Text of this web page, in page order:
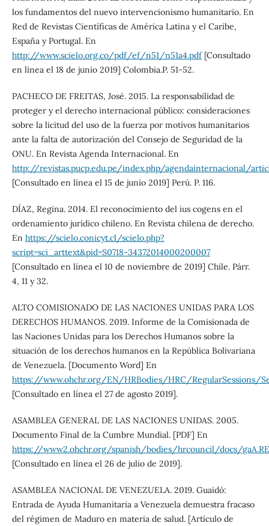
los fundamentos del nuevo intervencionismo humanitario. En
Red de Revistas Científicas de América Latina y el Caribe,
España y Portugal. En
http://www.scielo.org.co/pdf/ef/n51/n51a4.pdf[Consultado
en línea el 18 de junio 2019] Colombia.P. 51-52.
PACHECO DE FREITAS, José. 2015. La responsabilidad de
proteger y el derecho internacional público: consideraciones
sobre la licitud del uso de la fuerza por motivos humanitarios
ante la falta de autorización del Consejo de Seguridad de la
ONU. En Revista Agenda Internacional. En
http://revistas.pucp.edu.pe/index.php/agendainternacional/
[Consultado en línea el 15 de junio 2019] Perú. P. 116.
DÍAZ, Regina. 2014. El reconocimiento del ius cogens en el
ordenamiento jurídico chileno. En Revista chilena de derecho.
En https://scielo.conicyt.cl/scielo.php?
script=sci_arttext&pid=S0718-34372014000200007
[Consultado en línea el 10 de noviembre de 2019] Chile. Párr.
4, 11 y 32.
ALTO COMISIONADO DE LAS NACIONES UNIDAS PARA LOS
DERECHOS HUMANOS. 2019. Informe de la Comisionada de
las Naciones Unidas para los Derechos Humanos sobre la
situación de los derechos humanos en la República Bolivariana
de Venezuela. [Documento Word] En
https://www.ohchr.org/EN/HRBodies/HRC/RegularSessions/
[Consultado en línea el 27 de agosto 2019].
ASAMBLEA GENERAL DE LAS NACIONES UNIDAS. 2005.
Documento Final de la Cumbre Mundial. [PDF] En
https://www2.ohchr.org/spanish/bodies/hrcouncil/docs/
[Consultado en línea el 26 de julio de 2019].
ASAMBLEA NACIONAL DE VENEZUELA. 2019. Guaidó:
Entrada de Ayuda Humanitaria a Venezuela demuestra fracaso
del régimen de Maduro en materia de salud. [Artículo de